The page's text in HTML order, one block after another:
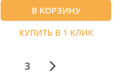
В КОРЗИНУ
КУПИТЬ В 1 КЛИК
3